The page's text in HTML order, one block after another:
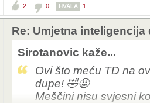
2 0 HVALA 1
Re: Umjetna
Sirotanovic kaže...
Ovi što meću TD na
dupe! 🤣🤬
Meščini nisu svjesni